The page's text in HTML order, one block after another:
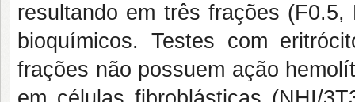
resultando em três frações
bioquímicos. Testes com
frações não possuem ação